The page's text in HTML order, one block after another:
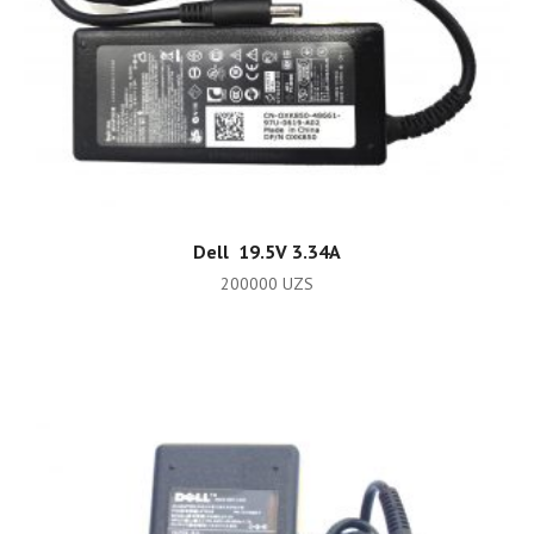
ADD TO CART
Dell 19.5V 3.34A
200000 UZS